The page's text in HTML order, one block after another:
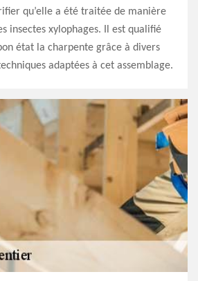
qu’elle a été traitée de manière
insectes xylophages. Il est qualifié
état la charpente grâce à divers
adaptées à cet assemblage.